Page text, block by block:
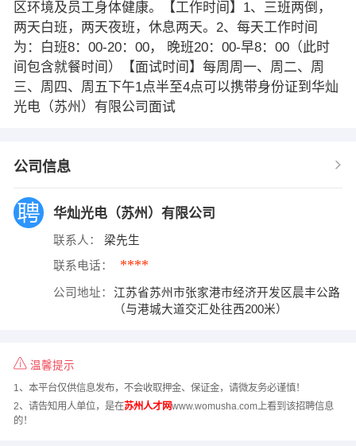
区环境及员工身体健康。【工作时间】1、三班两倒，
两天白班，两天夜班，休息两天。2、每天工作时间
为：白班8：00-20：00， 晚班20：00-早8：00（此时
间包含就餐时间）【面试时间】每周周一、周二、周
三、周四、周五下午1点半至4点可以携带身份证到华灿
光电（苏州）有限公司面试
公司信息
华灿光电（苏州）有限公司
联系人： 梁先生
联系电话： ****
公司地址：
江苏省苏州市张家港市经济开发区晨丰公路
（与港城大道交汇处往西200米）
温馨提示
1、本平台仅供信息发布，不会收取押金、保证金，请微友务必谨慎！
2、请告知用人单位，是在苏州人才网www.womusha.com上看到该招聘信息
的！